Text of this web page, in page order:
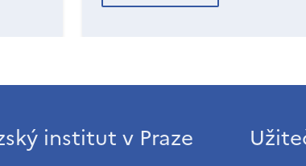
institut v Praze